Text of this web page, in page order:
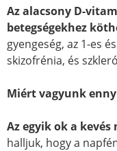
Az alacsony D-
betegségekhez
gyengeség, az 1-es
skizofrénia, és
Miért vagyunk
Az egyik ok a kevés
halljuk, hogy a